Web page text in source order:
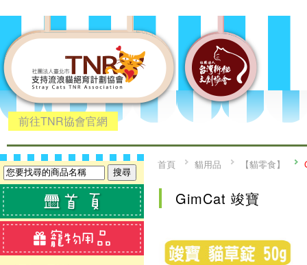
前往TNR協會官網
首頁 貓用品 【貓零食】
GimCat 竣寶